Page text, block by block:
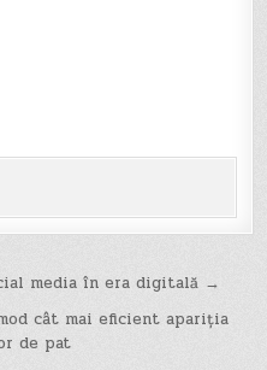
media în era digitală →
cât mai eficient apariția
de pat